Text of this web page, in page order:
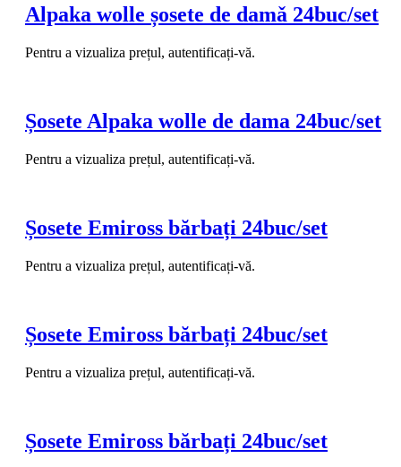
Alpaka wolle șosete de damǎ 24buc/set
Pentru a vizualiza prețul, autentificați-vă.
Șosete Alpaka wolle de dama 24buc/set
Pentru a vizualiza prețul, autentificați-vă.
Șosete Emiross bărbați 24buc/set
Pentru a vizualiza prețul, autentificați-vă.
Șosete Emiross bărbați 24buc/set
Pentru a vizualiza prețul, autentificați-vă.
Șosete Emiross bărbați 24buc/set